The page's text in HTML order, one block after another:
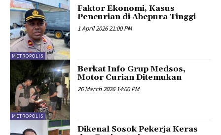
METROPOLIS
Faktor Ekonomi, Kasus
Pencurian di Abepura Tinggi
1 April 2026 21:00 PM
METROPOLIS
Berkat Info Grup Medsos,
Motor Curian Ditemukan
26 March 2026 14:00 PM
Dikenal Sosok Pekerja Keras